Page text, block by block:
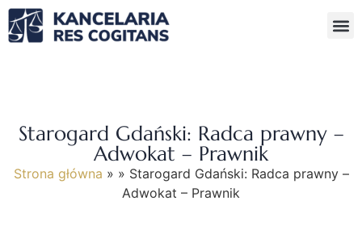
Starogard Gdański: Radca prawny –
Adwokat – Prawnik
Strona główna » » Starogard Gdański: Radca prawny –
Adwokat – Prawnik